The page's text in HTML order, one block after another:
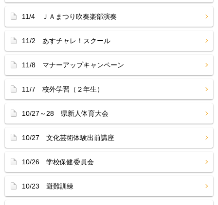
11/4 ＪＡまつり吹奏楽部演奏
11/2 あすチャレ！スクール
11/8 マナーアップキャンペーン
11/7 校外学習（２年生）
10/27～28 県新人体育大会
10/27 文化芸術体験出前講座
10/26 学校保健委員会
10/23 避難訓練